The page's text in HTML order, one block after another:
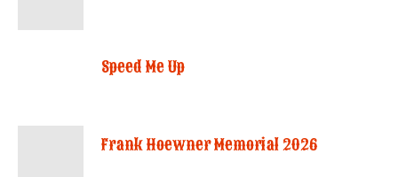
Speed Me Up
Frank Hoewner Memorial 2026